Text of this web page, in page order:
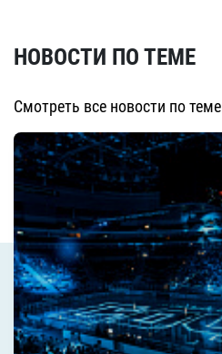
НОВОСТИ ПО ТЕМЕ
Смотреть все новости по теме